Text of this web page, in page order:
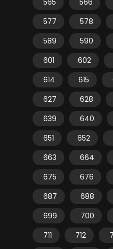
565
566
577
578
589
590
601
602
614
615
627
628
639
640
651
652
663
664
675
676
687
688
699
700
711
712